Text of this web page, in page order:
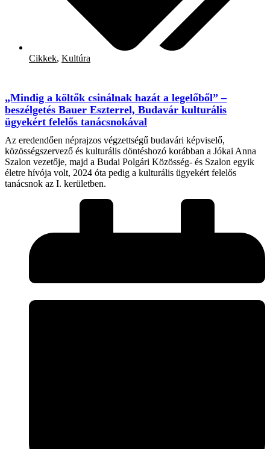
Cikkek, Kultúra
„Mindig a költők csinálnak hazát a legelőből” –
beszélgetés Bauer Eszterrel, Budavár kulturális
ügyekért felelős tanácsnokával
Az eredendően néprajzos végzettségű budavári képviselő,
közösségszervező és kulturális döntéshozó korábban a Jókai Anna
Szalon vezetője, majd a Budai Polgári Közösség- és Szalon egyik
életre hívója volt, 2024 óta pedig a kulturális ügyekért felelős
tanácsnok az I. kerületben.